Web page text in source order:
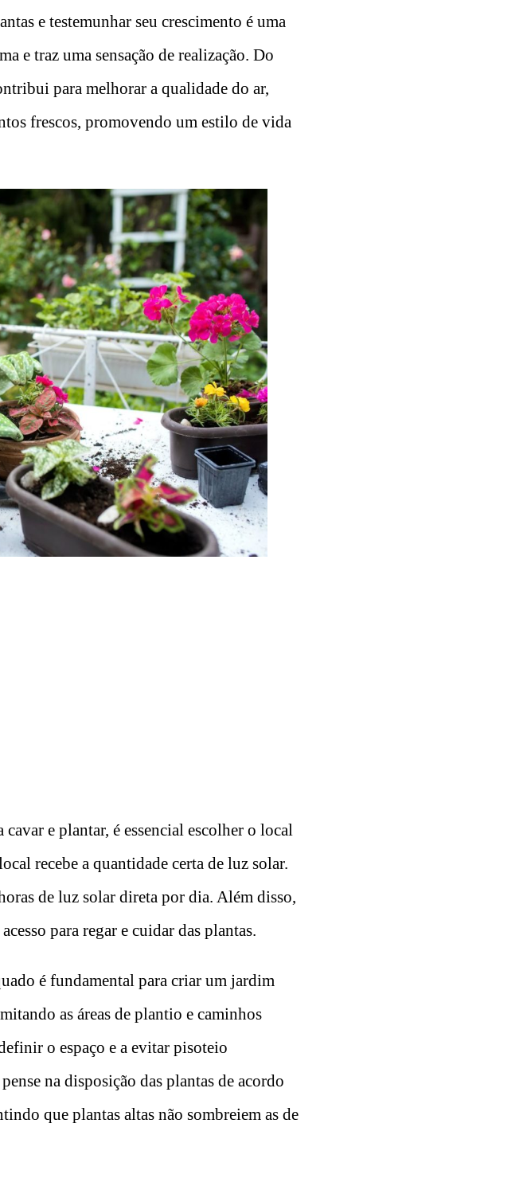
e testemunhar seu crescimento é uma
e traz uma sensação de realização. Do
para melhorar a qualidade do ar,
frescos, promovendo um estilo de vida
cavar e plantar, é essencial escolher o local
recebe a quantidade certa de luz solar.
de luz solar direta por dia. Além disso,
para regar e cuidar das plantas.
é fundamental para criar um jardim
as áreas de plantio e caminhos
o espaço e a evitar pisoteio
na disposição das plantas de acordo
que plantas altas não sombreiem as de